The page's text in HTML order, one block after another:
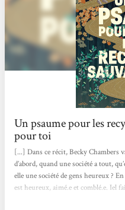
Un psaume pour les
pour toi
[...] Dans ce récit, Becky Chambers
d’abord, quand une société a tout,
elle une société de gens heureux ?
est heureux, aimé.e et comblé.e. Iel